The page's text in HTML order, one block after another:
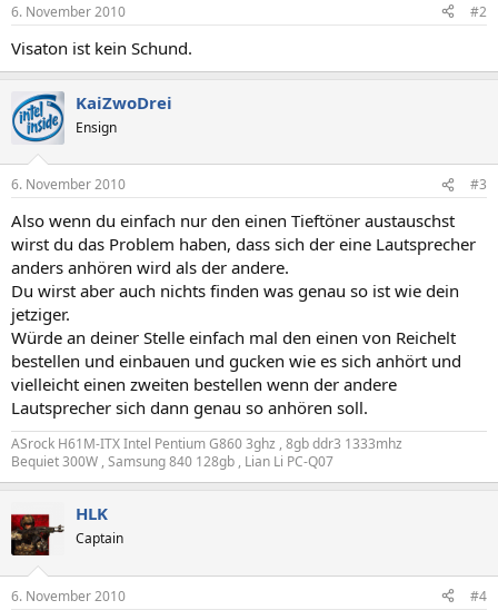
6. November 2010 #2
Visaton ist kein Schund.
KaiZwoDrei
Ensign
6. November 2010 #3
Also wenn du einfach nur den einen Tieftöner austauschst
wirst du das Problem haben, dass sich der eine Lautsprecher
anders anhören wird als der andere.
Du wirst aber auch nichts finden was genau so ist wie dein
jetziger.
Würde an deiner Stelle einfach mal den einen von Reichelt
bestellen und einbauen und gucken wie es sich anhört und
vielleicht einen zweiten bestellen wenn der andere
Lautsprecher sich dann genau so anhören soll.
ASrock H61M-ITX Intel Pentium G860 3ghz , 8gb ddr3 1333mhz
Bequiet 300W , Samsung 840 128gb , Lian Li PC-Q07
HLK
Captain
6. November 2010 #4